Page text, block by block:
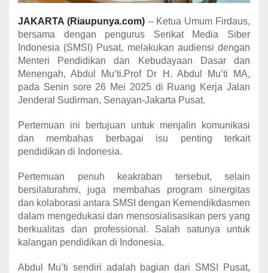
JAKARTA (Riaupunya.com) -- Ketua Umum Firdaus,
bersama dengan pengurus Serikat Media Siber
Indonesia (SMSI) Pusat, melakukan audiensi dengan
Menteri Pendidikan dan Kebudayaan Dasar dan
Menengah, Abdul Mu’ti.Prof Dr H. Abdul Mu’ti MA,
pada Senin sore 26 Mei 2025 di Ruang Kerja Jalan
Jenderal Sudirman, Senayan-Jakarta Pusat.
Pertemuan ini bertujuan untuk menjalin komunikasi
dan membahas berbagai isu penting terkait
pendidikan di Indonesia.
Pertemuan penuh keakraban tersebut, selain
bersilaturahmi, juga membahas program sinergitas
dan kolaborasi antara SMSI dengan Kemendikdasmen
dalam mengedukasi dan mensosialisasikan pers yang
berkualitas dan professional. Salah satunya untuk
kalangan pendidikan di Indonesia.
Abdul Mu’ti sendiri adalah bagian dari SMSI Pusat,